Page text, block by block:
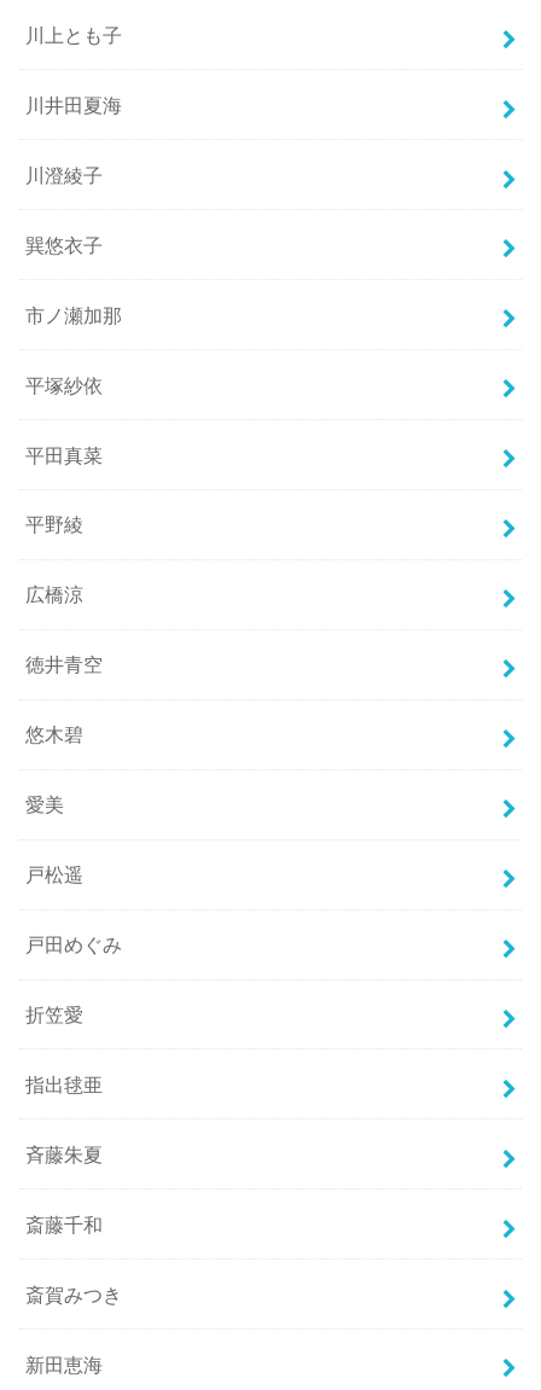
川上とも子
川井田夏海
川澄綾子
巽悠衣子
市ノ瀬加那
平塚紗依
平田真菜
平野綾
広橋涼
徳井青空
悠木碧
愛美
戸松遥
戸田めぐみ
折笠愛
指出毬亜
斉藤朱夏
斎藤千和
斎賀みつき
新田恵海